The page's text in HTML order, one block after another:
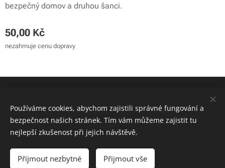
bezpečný domov a druhou šanci.
50,00 Kč
nezahrnuje cenu dopravy
Do košíku
Cookies
Používáme cookies, abychom zajistili správné fungování a
bezpečnost našich stránek. Tím vám můžeme zajistit tu
nejlepší zkušenost při jejich návštěvě.
Přijmout nezbytné Přijmout vše